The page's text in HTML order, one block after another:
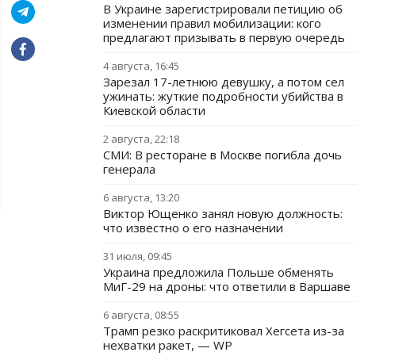
В Украине зарегистрировали петицию об
изменении правил мобилизации: кого
предлагают призывать в первую очередь
4 августа, 16:45
Зарезал 17-летнюю девушку, а потом сел
ужинать: жуткие подробности убийства в
Киевской области
2 августа, 22:18
СМИ: В ресторане в Москве погибла дочь
генерала
6 августа, 13:20
Виктор Ющенко занял новую должность:
что известно о его назначении
31 июля, 09:45
Украина предложила Польше обменять
МиГ-29 на дроны: что ответили в Варшаве
6 августа, 08:55
Трамп резко раскритиковал Хегсета из-за
нехватки ракет, — WP